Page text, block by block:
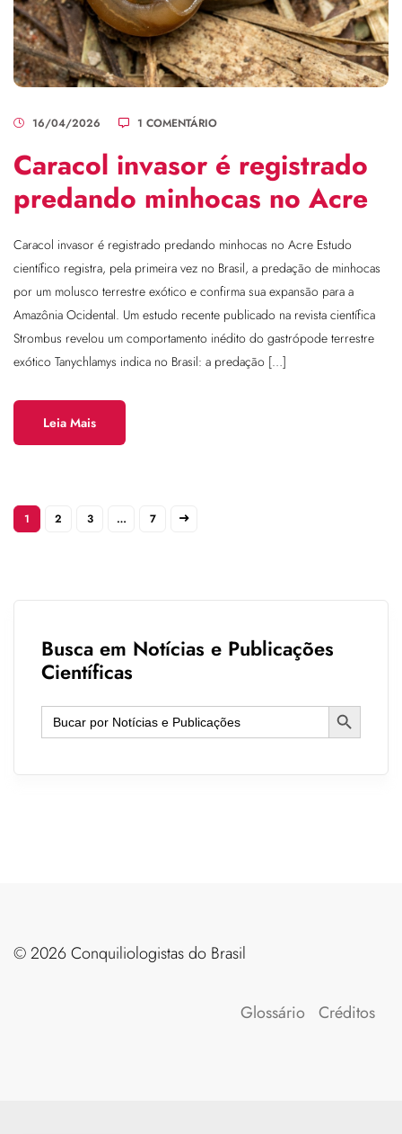
16/04/2026 1 COMENTÁRIO
Caracol invasor é registrado
predando minhocas no Acre
Caracol invasor é registrado predando minhocas no Acre Estudo
científico registra, pela primeira vez no Brasil, a predação de minhocas
por um molusco terrestre exótico e confirma sua expansão para a
Amazônia Ocidental. Um estudo recente publicado na revista científica
Strombus revelou um comportamento inédito do gastrópode terrestre
exótico Tanychlamys indica no Brasil: a predação […]
Leia Mais
1 2 3 … 7
Busca em Notícias e Publicações
Científicas
Search
for:
Search Button
©️ 2026 Conquiliologistas do Brasil
Glossário Créditos